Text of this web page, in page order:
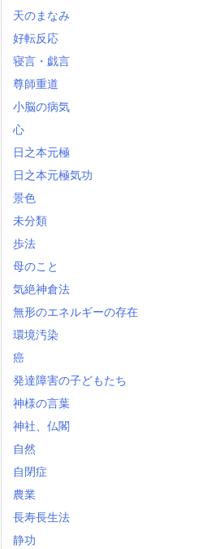
天のまなみ
好転反応
寝言・戯言
尊師重道
小脳の病気
心
日之本元極
日之本元極気功
景色
未分類
歩法
母のこと
気絶神倉法
無形のエネルギーの存在
環境汚染
癌
発達障害の子どもたち
神様の言葉
神社、仏閣
自然
自閉症
農業
長寿長生法
静功